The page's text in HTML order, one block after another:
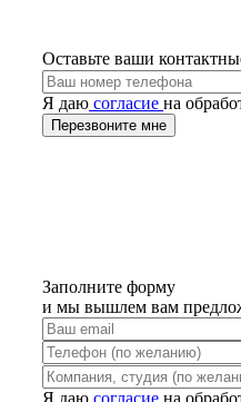
Оставьте ваши
Я даю согласие на
Заполните форму
и мы вышлем вам